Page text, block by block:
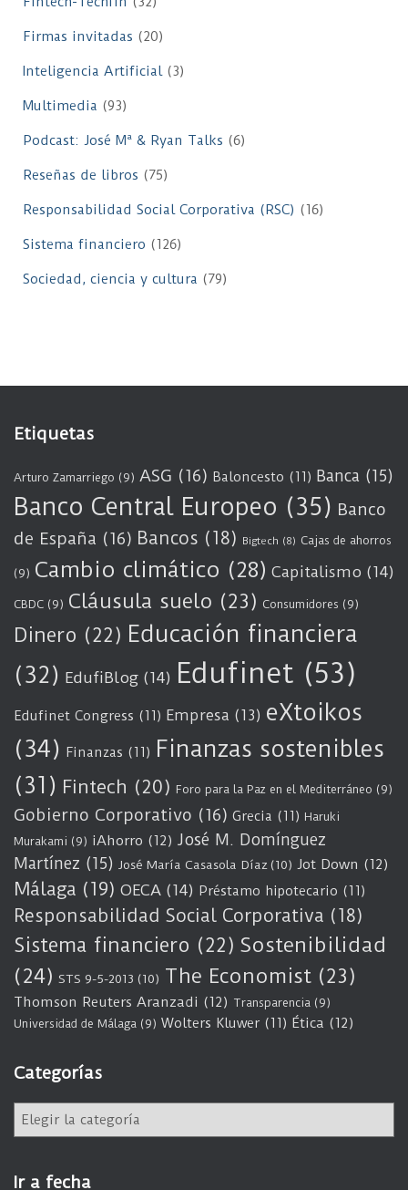
Firmas invitadas (20)
Inteligencia Artificial(3)
Multimedia (93)
Podcast: José Mª & Ryan Talks (6)
Reseñas de libros (75)
Responsabilidad Social Corporativa (RSC) (16)
Sistema financiero (126)
Sociedad, ciencia y cultura (79)
Etiquetas
Arturo Zamarriego (9) ASG (16) Baloncesto (11) Banca (15)
Banco Central Europeo (35) Banco
de España (16) Bancos (18) Bigtech (8) Cajas de ahorros
(9) Cambio climático (28) Capitalismo (14)
CBDC (9) Cláusula suelo (23) Consumidores (9)
Dinero (22) Educación financiera
(32) EdufiBlog (14) Edufinet (53)
Edufinet Congress (11) Empresa (13) eXtoikos
(34) Finanzas (11) Finanzas sostenibles
(31) Fintech (20) Foro para la Paz en el Mediterráneo (9)
Gobierno Corporativo (16) Grecia (11) Haruki
Murakami (9) iAhorro (12) José M. Domínguez
Martínez (15) José María Casasola Díaz (10) Jot Down (12)
Málaga (19) OECA (14) Préstamo hipotecario (11)
Responsabilidad Social Corporativa (18)
Sistema financiero (22) Sostenibilidad
(24) STS 9-5-2013 (10) The Economist (23)
Thomson Reuters Aranzadi (12) Transparencia (9)
Universidad de Málaga (9) Wolters Kluwer (11) Ética (12)
Categorías
eIr a fecha